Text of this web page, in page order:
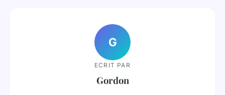
G
ECRIT PAR
Gordon